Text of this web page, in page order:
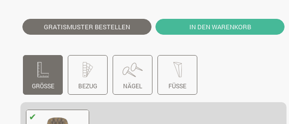
GRATISMUSTER BESTELLEN IN DEN WARENKORB
GRÖSSE BEZUG NÄGEL FÜSSE